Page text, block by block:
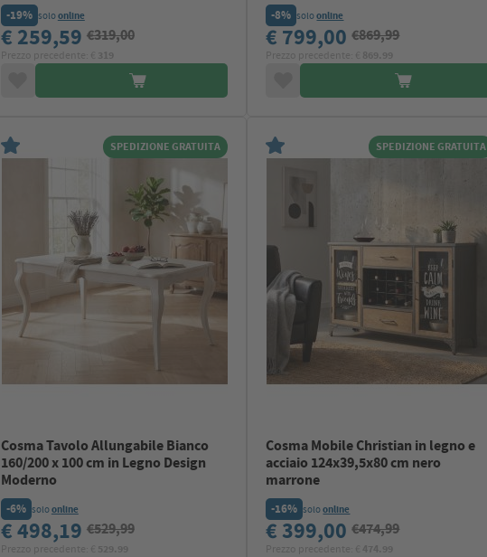
-19% soloonline
€ 259,59 €319,00
-8% soloonline
€ 799,00€869,99
SPEDIZIONE GRATUITA
Cosma Tavolo Allungabile Bianco
160/200 x 100 cm in Legno Design
Moderno
-6% soloonline
€ 498,19 €529,99
SPEDIZIONE GRATUITA
Cosma Mobile Christian in legno e
acciaio 124x39,5x80 cm nero
marrone
-16% soloonline
€ 399,00€474,99